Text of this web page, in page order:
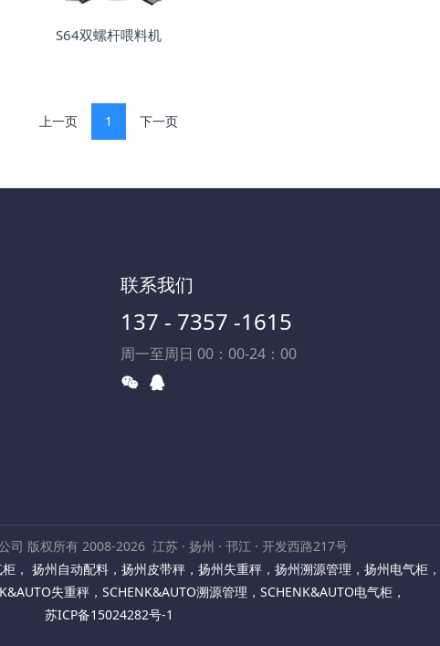
S64双螺杆喂料机
上一页 1 下一页
联系我们
137 - 7357 -1615
周一至周日 00：00-24：00
司 版权所有 2008-2026 江苏 · 扬州 · 邗江 · 开发西路217号
， 扬州自动配料， 扬州皮带秤， 扬州失重秤， 扬州溯源管理 ， 扬州电气柜，
失重秤 ， SCHENK&AUTO溯源管理 ， SCHENK&AUTO电气柜 ，
苏ICP备15024282号-1